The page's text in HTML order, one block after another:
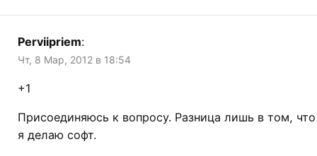
Perviipriem:
Чт, 8 Мар, 2012 в 18:54
+1
Присоединяюсь к вопросу. Разница лишь в том, что
я делаю софт.